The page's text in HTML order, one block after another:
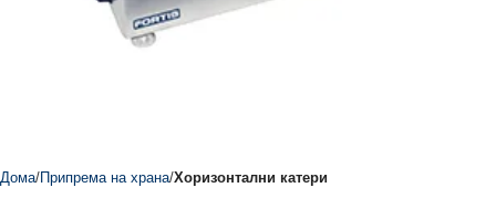
Дома Припрема на храна Хоризонтални катери